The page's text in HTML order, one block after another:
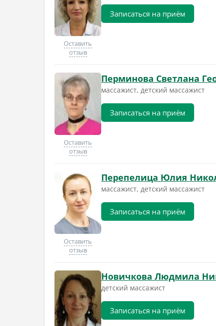
Оставить
отзыв
Записаться на приём
Оставить
отзыв
Перминова Светлана
массажист, детский массажист
Записаться на приём
Оставить
отзыв
Перепелица Юлия
массажист, детский массажист
Записаться на приём
Новичкова Людмила
детский массажист
Записаться на приём